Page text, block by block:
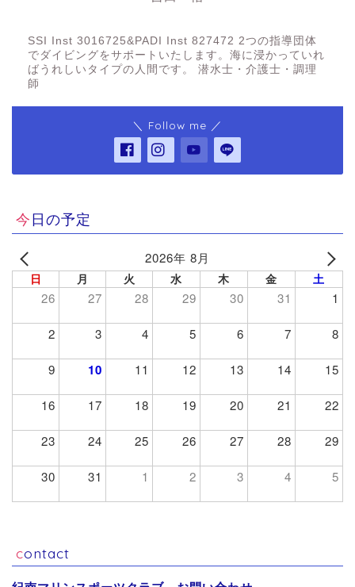
SSI Inst 3016725&PADI Inst 827472 2つの指導団体
でダイビングをサポートいたします。海に浸かっていれ
ばうれしいタイプの人間です。 潜水士・介護士・調理
師
＼ Follow me ／
今日の予定
2026年 8月
日 月 火 水 木 金 土
26 27 28 29 30 31 1
2 3 4 5 6 7 8
9 10 11 12 13 14 15
16 17 18 19 20 21 22
23 24 25 26 27 28 29
30 31 1 2 3 4 5
contact